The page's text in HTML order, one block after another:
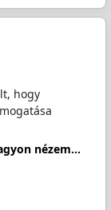
hogy
nézem...